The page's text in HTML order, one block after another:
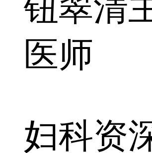
钮翠清
医师
妇科资